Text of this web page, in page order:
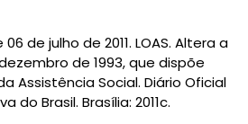
de julho de 2011. LOAS. Altera a
de 1993, que dispõe
Assistência Social. Diário Oficial
do Brasil. Brasília: 2011c.